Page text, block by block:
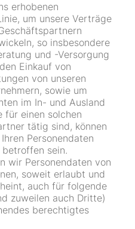
erhobenen
um unsere Verträge
so insbesondere
und -Versorgung
Einkauf von
von unseren
sowie um
im In- und Ausland
für einen solchen
tätig sind, können
Personendaten
sein.
wir Personendaten von
soweit erlaubt und
auch für folgende
zuweilen auch Dritte)
berechtigtes